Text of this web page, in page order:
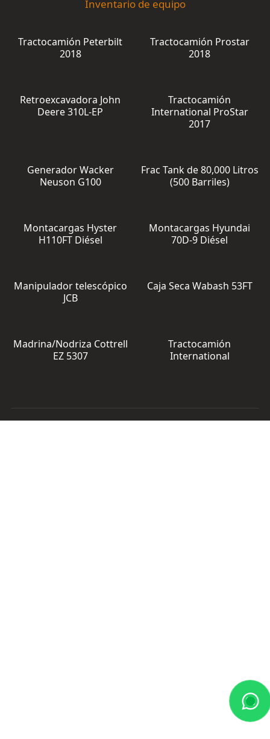
Inventario de equipo
Tractocamión Peterbilt
2018
Tractocamión Prostar
2018
Retroexcavadora John
Deere 310L-EP
Tractocamión
International ProStar
2017
Generador Wacker
Neuson G100
Frac Tank de 80,000 Litros
(500 Barriles)
Montacargas Hyster
H110FT Diésel
Montacargas Hyundai
70D-9 Diésel
Manipulador telescópico
JCB
Caja Seca Wabash 53FT
Madrina/Nodriza Cottrell
EZ 5307
Tractocamión
International